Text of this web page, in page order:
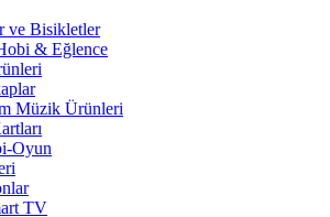
ve Bisikletler
& Eğlence
Müzik Ürünleri
Oyun
TV